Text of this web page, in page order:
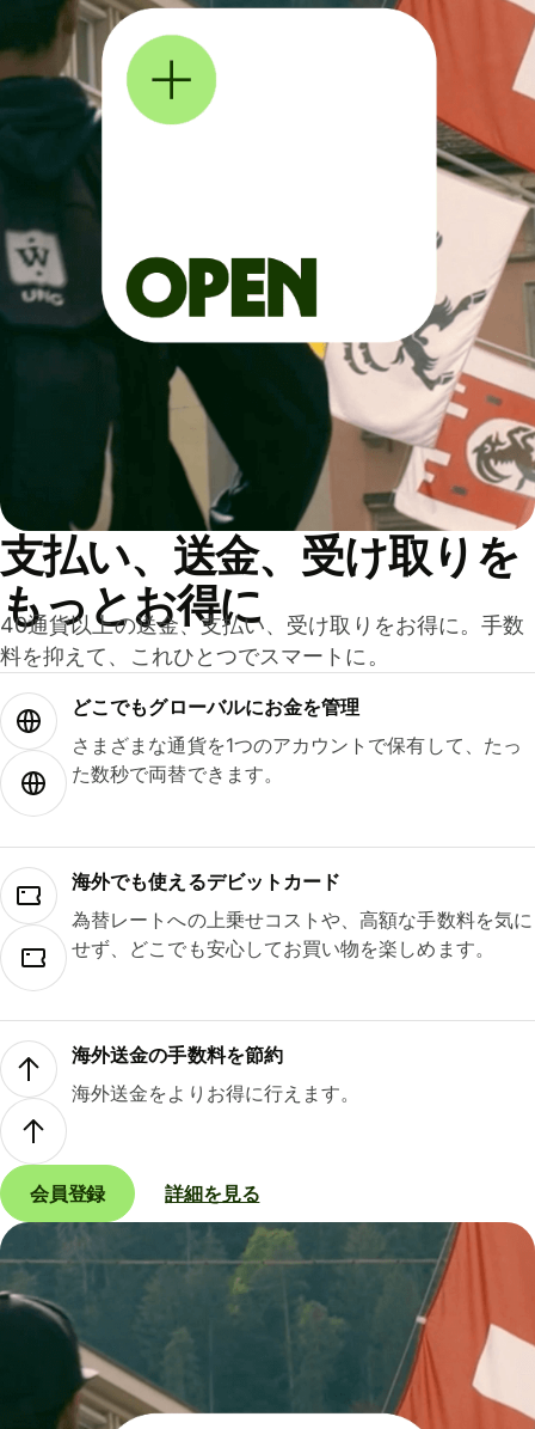
支払い、送金、受け取りを
もっとお得に
40通貨以上の送金、支払い、受け取りをお得に。手数
料を抑えて、これひとつでスマートに。
どこでもグ⁠ロ⁠ー⁠バ⁠ルにお金を管理
さまざまな通貨を1つのアカウントで保有して、たっ
た数秒で両替できます。
海外でも使えるデビットカード
為替レートへの上乗せコストや、高額な手数料を気に
せず、どこでも安心してお買い物を楽しめます。
海外送金の手数料を節約
海外送金をよりお得に行えます。
会員登録 詳細を見る